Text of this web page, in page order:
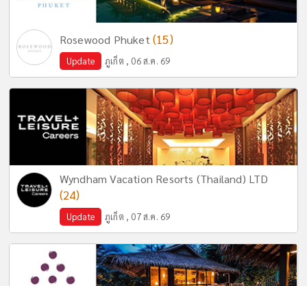
Rosewood Phuket (15)
Update ภูเก็ต , 06 ส.ค. 69
Wyndham Vacation Resorts (Thailand) LTD
(24)
Update ภูเก็ต , 07 ส.ค. 69